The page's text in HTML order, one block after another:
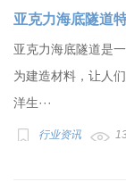
亚克力海底隧道
亚克力海底隧道是
为建造材料，让人
洋生···
行业资讯